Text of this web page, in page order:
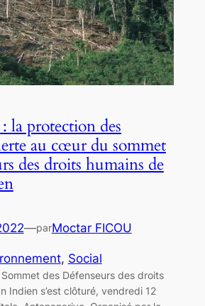
la protection des
au cœur du sommet
des droits humains de
—parMoctar FICOU
, Social
des Défenseurs des droits
Indien s’est clôturé, vendredi 12